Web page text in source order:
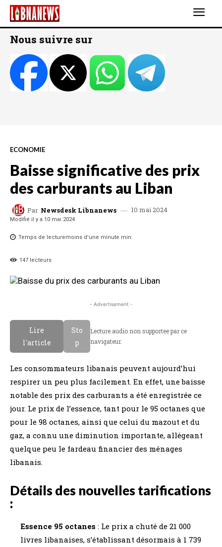
Nous suivre sur
ECONOMIE
Baisse significative des prix
des carburants au Liban
Par Newsdesk Libnanews 10 mai 2024
Modifié il y a 10 mai 2024
Temps de lecturemoins d'une minute min.
147 lecteurs
- Advertisement -
Lire
l'article
Sto
p
Lecture audio non supportee par ce
navigateur.
Les consommateurs libanais peuvent aujourd’hui
respirer un peu plus facilement. En effet, une baisse
notable des prix des carburants a été enregistrée ce
jour. Le prix de l’essence, tant pour le 95 octanes que
pour le 98 octanes, ainsi que celui du mazout et du
gaz, a connu une diminution importante, allégeant
quelque peu le fardeau financier des ménages
libanais.
Détails des nouvelles tarifications
:
Essence 95 octanes : Le prix a chuté de 21 000
livres libanaises, s’établissant désormais à 1 739